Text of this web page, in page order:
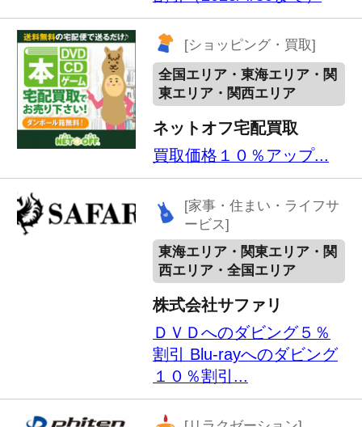
貼るだけボディケアテー
ププレゼント
[リラクゼーション]
東海エリア
ファイテンショップ 名
古屋丸の内店
気になる肩やひざに簡単
貼るだけボディケアテー
[リラクゼーション]
東海エリア
ファイテンショップ イ
オン守山店
気になる肩やひざに簡単
貼るだけボディケアテー
[リラクゼーション]
東海エリア
ファイテンショップ 名
古屋グリーンロード店